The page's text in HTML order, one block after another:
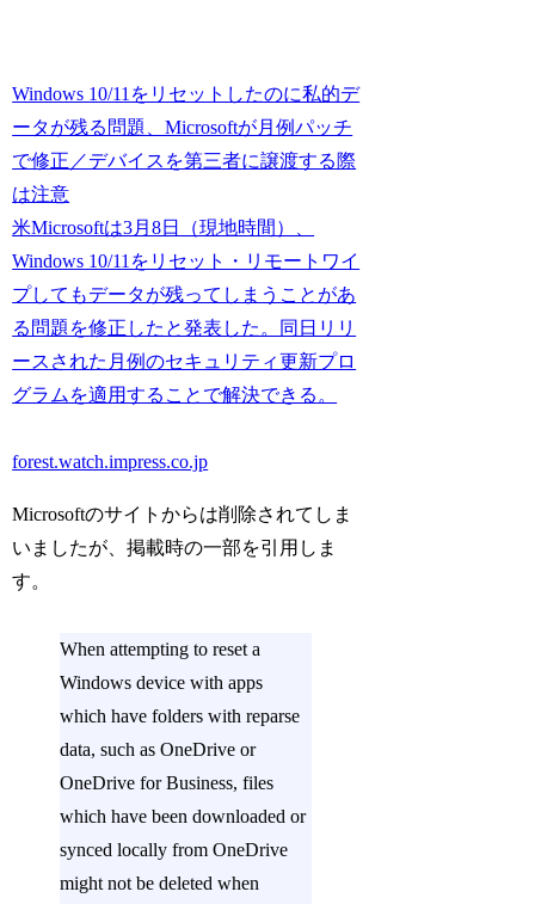
Windows 10/11をリセットしたのに私的デ
ータが残る問題、Microsoftが月例パッチ
で修正／デバイスを第三者に譲渡する際
は注意
米Microsoftは3月8日（現地時間）、
Windows 10/11をリセット・リモートワイ
プしてもデータが残ってしまうことがあ
る問題を修正したと発表した。同日リリ
ースされた月例のセキュリティ更新プロ
グラムを適用することで解決できる。
forest.watch.impress.co.jp
Microsoftのサイトからは削除されてしま
いましたが、掲載時の一部を引用しま
す。
When attempting to reset a
Windows device with apps
which have folders with reparse
data, such as OneDrive or
OneDrive for Business, files
which have been downloaded or
synced locally from OneDrive
might not be deleted when